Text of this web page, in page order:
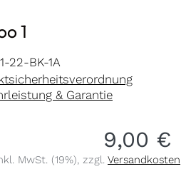
1
22-BK-1A
& Garantie
9,00 €
MwSt. (19%), zzgl. Versandkosten